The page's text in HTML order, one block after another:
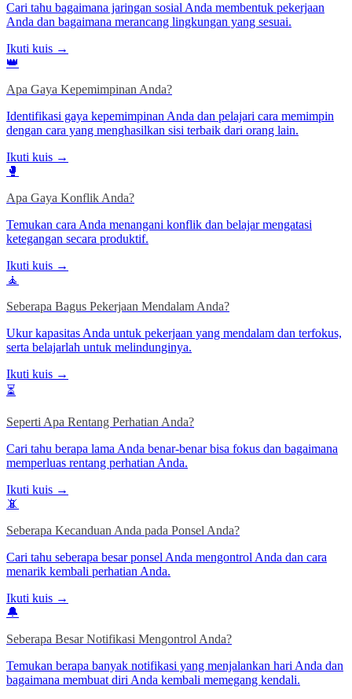
Cari tahu bagaimana jaringan sosial Anda membentuk pekerjaan
Anda dan bagaimana merancang lingkungan yang sesuai.
Ikuti kuis →
👑
Apa Gaya Kepemimpinan Anda?
Identifikasi gaya kepemimpinan Anda dan pelajari cara memimpin
dengan cara yang menghasilkan sisi terbaik dari orang lain.
Ikuti kuis →
🥊
Apa Gaya Konflik Anda?
Temukan cara Anda menangani konflik dan belajar mengatasi
ketegangan secara produktif.
Ikuti kuis →
🧘
Seberapa Bagus Pekerjaan Mendalam Anda?
Ukur kapasitas Anda untuk pekerjaan yang mendalam dan terfokus,
serta belajarlah untuk melindunginya.
Ikuti kuis →
⏳
Seperti Apa Rentang Perhatian Anda?
Cari tahu berapa lama Anda benar-benar bisa fokus dan bagaimana
memperluas rentang perhatian Anda.
Ikuti kuis →
📵
Seberapa Kecanduan Anda pada Ponsel Anda?
Cari tahu seberapa besar ponsel Anda mengontrol Anda dan cara
menarik kembali perhatian Anda.
Ikuti kuis →
🔔
Seberapa Besar Notifikasi Mengontrol Anda?
Temukan berapa banyak notifikasi yang menjalankan hari Anda dan
bagaimana membuat diri Anda kembali memegang kendali.